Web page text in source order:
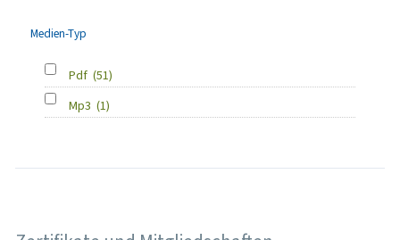
Medien-Typ
Pdf (51)
Mp3 (1)